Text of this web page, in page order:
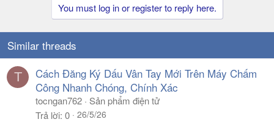
You must log in or register to reply here.
Similar threads
T
Cách Đăng Ký Dấu Vân Tay Mới Trên Máy Chấm
Công Nhanh Chóng, Chính Xác
tocngan762
Sản phẩm điện tử
Trả lời 0 26/5/26